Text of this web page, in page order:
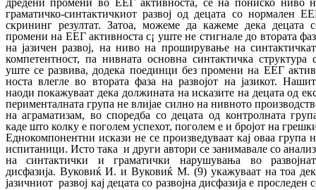
дредени промени во ЕЕГ активноста, се на пониско ниво
граматичко-син­тактич­ки­от развој од децата со нормален
скрин­инг резултат. Затоа, можеме да кажеме дека децата
промени на ЕЕГ активноста с¡ уште не стигнале до втората
на ја­зи­чен развој, на ниво на проширување на
компетентност, па нивната основна син­тактичка структура
уште се развива, до­дека поединци без промени на ЕЕГ
нос­та влегле во втората фаза на развојот на ја­зикот.
наоди покажуваат дека дол­жи­на­та на исказите на децата од
пе­ри­мен­талната група не влијае силно на нивно­то
на аграматизам, во спо­ред­ба со децата од контролната
каде што кол­ку е поголем успехот, поголем е и бројот на
Еднокомпонентни искази не се произ­ведуваат кај оваа група
испитаници. Исто така и други автори се занимавале со
на синтактички и граматички на­ру­шу­вања во
дисфазија. Вуковиќ И. и Вуковиќ М. (9) укажуваат на тоа
ја­зич­ниот развој кај децата со развојна дис­фа­зи­ја е проследен